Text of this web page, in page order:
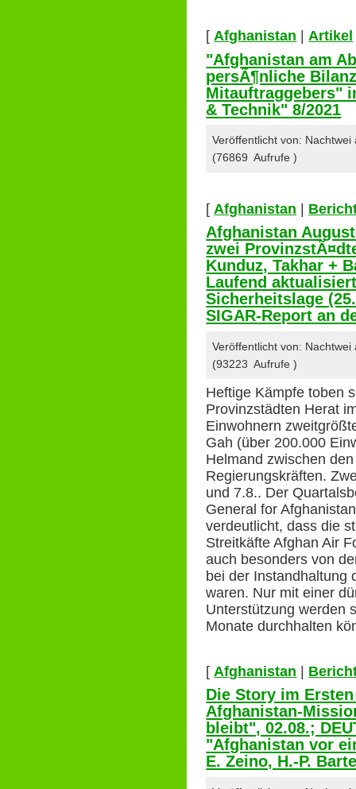
[Afghanistan |Artikel
"Afghanistan am
persÃ¶nliche
Mitauftraggebers"
& Technik" 8/2021
Veröffentlicht von:
(76869 Aufrufe )
[ Afghanistan |
Afghanistan
zwei
Kunduz, Takhar +
Laufend
Sicherheitslage
SIGAR-Report an
Veröffentlicht von:
(93223 Aufrufe )
Heftige Kämpfe toben
Provinzstädten Herat
Einwohnern
Gah (über 200.000
Helmand zwischen
Regierungskräften.
und 7.8.. Der
General for
verdeutlicht, dass die
Streitkäfte Afghan Air
auch besonders von
bei der Instandhaltung
waren. Nur mit einer
Unterstützung werden
Monate durchhalten
[ Afghanistan |
Die Story im
Afghanistan-
bleibt", 02.08.;
"Afghanistan vor
E. Zeino, H.-P.